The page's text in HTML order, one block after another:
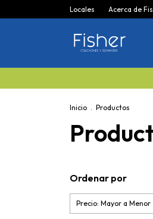
Locales Acerca de
Inicio . Productos
Ordenar por